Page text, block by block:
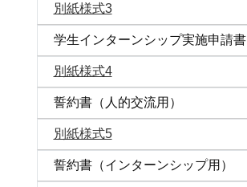
別紙様式3
学生インターンシップ実施申請書
別紙様式4
誓約書（人的交流用）
別紙様式5
誓約書（インターンシップ用）